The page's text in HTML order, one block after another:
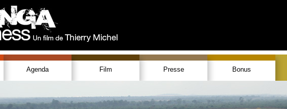
Agenda Film Presse Bonus